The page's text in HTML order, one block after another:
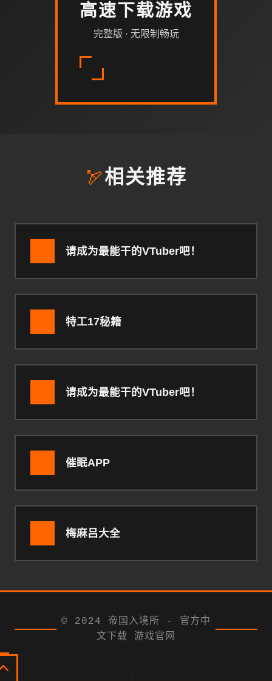
高速下载游戏
完整版 · 无限制畅玩
🏹相关推荐
请成为最能干的VTuber吧！
特工17秘籍
请成为最能干的VTuber吧！
催眠APP
梅麻吕大全
© 2024 帝国入境所 - 官方中
文下载 游戏官网